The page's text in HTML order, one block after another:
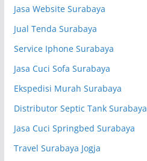
Jasa Website Surabaya
Jual Tenda Surabaya
Service Iphone Surabaya
Jasa Cuci Sofa Surabaya
Ekspedisi Murah Surabaya
Distributor Septic Tank Surabaya
Jasa Cuci Springbed Surabaya
Travel Surabaya Jogja